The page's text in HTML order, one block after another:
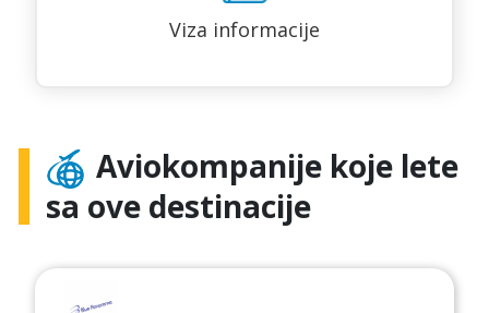
Viza informacije
Aviokompanije koje lete
sa ove destinacije